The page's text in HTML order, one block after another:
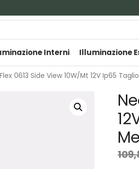
Interni Illuminazione
0613 Side View 10W/Mt 12V Ip65